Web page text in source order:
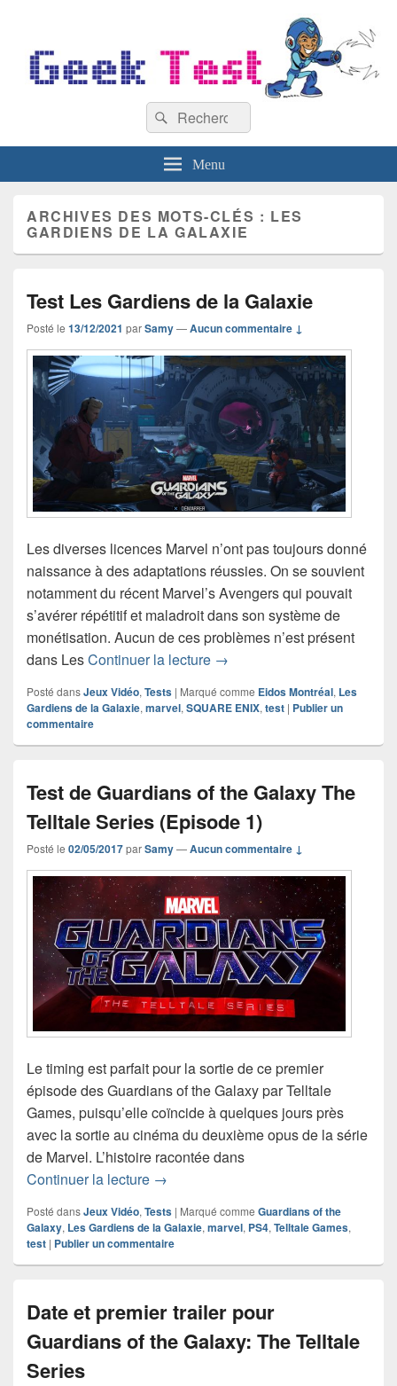
Recherche :
Rechercher
Menu
ARCHIVES DES MOTS-CLÉS : LES
GARDIENS DE LA GALAXIE
Test Les Gardiens de la Galaxie
Posté le 13/12/2021 parSamy—Aucun commentaire ↓
Les diverses licences Marvel n’ont pas toujours donné
naissance à des adaptations réussies. On se souvient
notamment du récent Marvel’s Avengers qui pouvait
s’avérer répétitif et maladroit dans son système de
monétisation. Aucun de ces problèmes n’est présent
dans LesContinuer la lecture Test Les Gardiens de la
→
Posté dansJeux Vidéo, Tests | Marqué comme Eidos Montréal, Les
Gardiens de la Galaxie, marvel, SQUARE ENIX, test | Publier un
commentaire
Test de Guardians of the Galaxy The
Telltale Series (Episode 1)
Posté le 02/05/2017parSamy—Aucun commentaire ↓
Le timing est parfait pour la sortie de ce premier
épisode des Guardians of the Galaxy par Telltale
Games, puisqu’elle coïncide à quelques jours près
avec la sortie au cinéma du deuxième opus de la série
de Marvel. L’histoire racontée dans
Continuer la lecture Test de Guardians of the Galaxy The
→
Posté dansJeux Vidéo, Tests | Marqué comme Guardians of the
Galaxy, Les Gardiens de la Galaxie, marvel, PS4, Telltale Games,
test | Publier un commentaire
Date et premier trailer pour
Guardians of the Galaxy: The Telltale
Series